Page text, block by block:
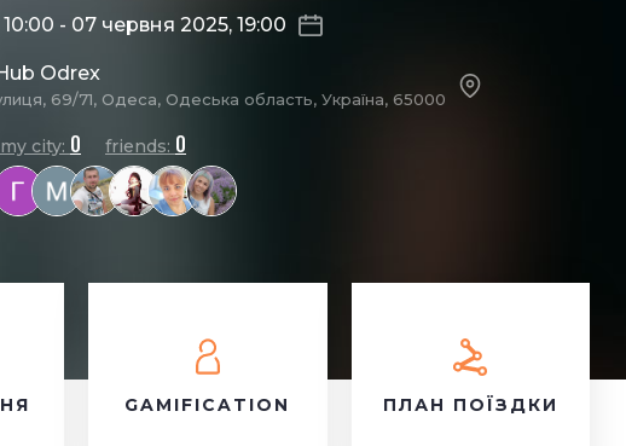
- 07 червня 2025, 19:00
Odrex
69/71, Одеса, Одеська область, Україна, 65000
city: 0 friends: 0
GAMIFICATION ПЛАН ПОЇЗДКИ